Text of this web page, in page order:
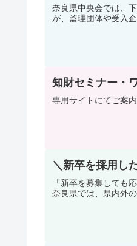
奈良県中央会では、
が、監理団体や受入
知財セミナー
専用サイトにてご案
＼新卒を採用し
「新卒を募集しても
奈良県では、県内外